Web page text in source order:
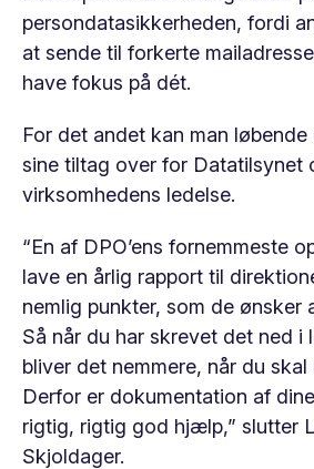
persondatasikkerheden, fordi
at sende til forkerte
have fokus på dét.
For det andet kan man
sine tiltag over for Datatilsynet
virksomhedens ledelse.
“En af DPO’ens fornemmeste
lave en årlig rapport til
nemlig punkter, som de ønsker
Så når du har skrevet det ned i
bliver det nemmere, når du skal
Derfor er dokumentation af
rigtig, rigtig god hjælp,” slutter
Skjoldager.